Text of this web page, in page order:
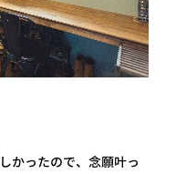
かったので、念願叶っ